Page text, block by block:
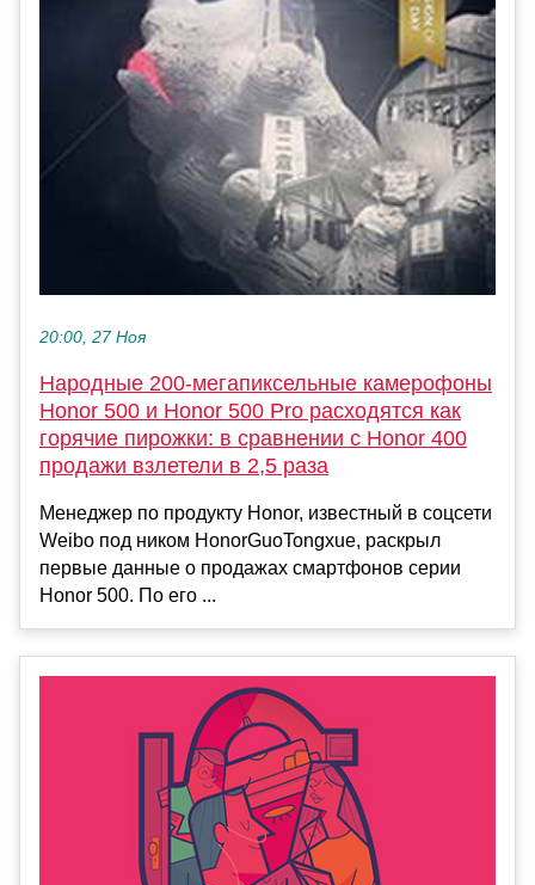
20:00, 27 Ноя
Народные 200-мегапиксельные камерофоны
Honor 500 и Honor 500 Pro расходятся как
горячие пирожки: в сравнении с Honor 400
продажи взлетели в 2,5 раза
Менеджер по продукту Honor, известный в соцсети
Weibo под ником HonorGuoTongxue, раскрыл
первые данные о продажах смартфонов серии
Honor 500. По его ...